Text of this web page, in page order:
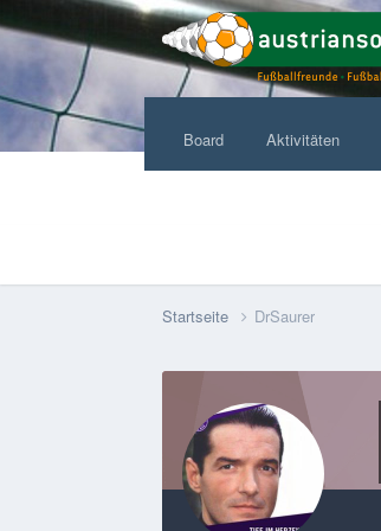
Board Aktivitäten
Startseite DrSaurer